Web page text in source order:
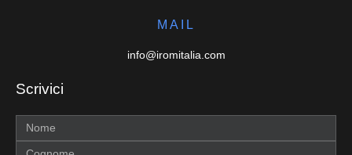
MAIL
info@iromitalia.com
Scrivici